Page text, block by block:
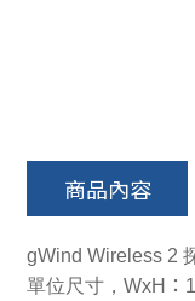
商品內容
gWind Wireless 2
單位尺寸，WxH